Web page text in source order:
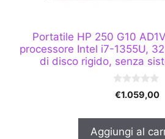
Portatile HP 250 G10
processore Intel i7-1355U,
di disco rigido, senza
0
s
5
€1.059,00
Aggiungi al